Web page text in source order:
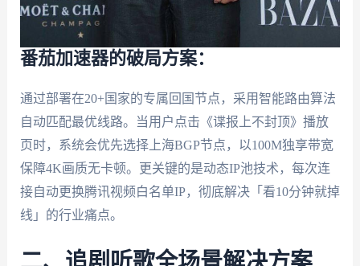
番茄加速器的破局方案：
通过部署在20+国家的专属回国节点，采用智能路由算法
自动匹配最优线路。当用户点击《谍报上不封顶》播放
页时，系统会优先选择上海BGP节点，以100M独享带宽
保障4K画质无卡顿。更关键的是动态IP池技术，每次连
接自动更换腾讯视频白名单IP，彻底解决「看10分钟就掉
线」的行业痛点。